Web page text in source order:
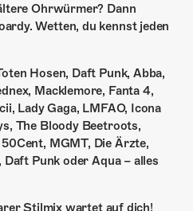
Ohrwürmer? Dann
Wetten, du kennst jeden
Hosen, Daft Punk, Abba,
Macklemore, Fanta 4,
Lady Gaga, LMFAO, Icona
The Bloody Beetroots,
MGMT, Die Ärzte,
Punk oder Aqua – alles
Stilmix wartet auf dich!